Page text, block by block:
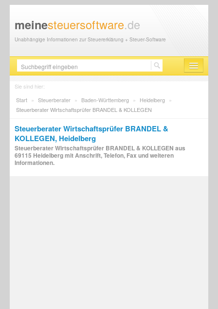
meinesteuersoftware.de
Unabhängige Informationen zur Steuererklärung + Steuer-Software
Steuersoftware
Steuererklärung
Finanzamt
Steuerberater
Sie sind hier:
Start » Steuerberater » Baden-Württemberg » Heidelberg »
Steuerberater Wirtschaftsprüfer BRANDEL & KOLLEGEN
Steuerberater Wirtschaftsprüfer BRANDEL &
KOLLEGEN, Heidelberg
Steuerberater Wirtschaftsprüfer BRANDEL & KOLLEGEN aus
69115 Heidelberg mit Anschrift, Telefon, Fax und weiteren
Informationen.